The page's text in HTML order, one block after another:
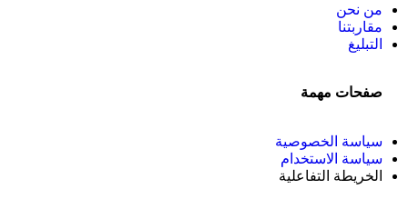
من نحن
مقاربتنا
التبليغ
صفحات مهمة
سياسة الخصوصية
سياسة الاستخدام
الخريطة التفاعلية